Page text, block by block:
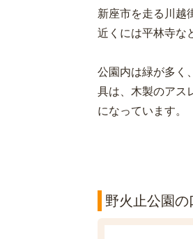
新座市を走る川越
近くには平林寺な
公園内は緑が多く
具は、木製のアス
になっています。
野火止公園